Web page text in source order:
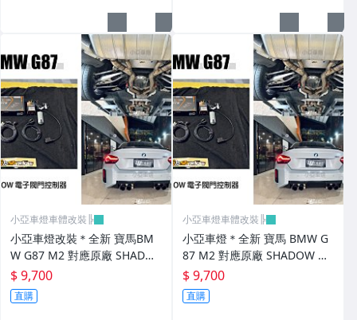
小亞車燈車體改裝╠
小亞車燈改裝＊全新 寶馬BM
W G87 M2 對應原廠 SHADO
W 電子閥門控制器
$ 9,700
直購
小亞車燈車體改裝╠
小亞車燈＊全新 寶馬 BMW G
87 M2 對應原廠 SHADOW 電
子閥門控制器
$ 9,700
直購